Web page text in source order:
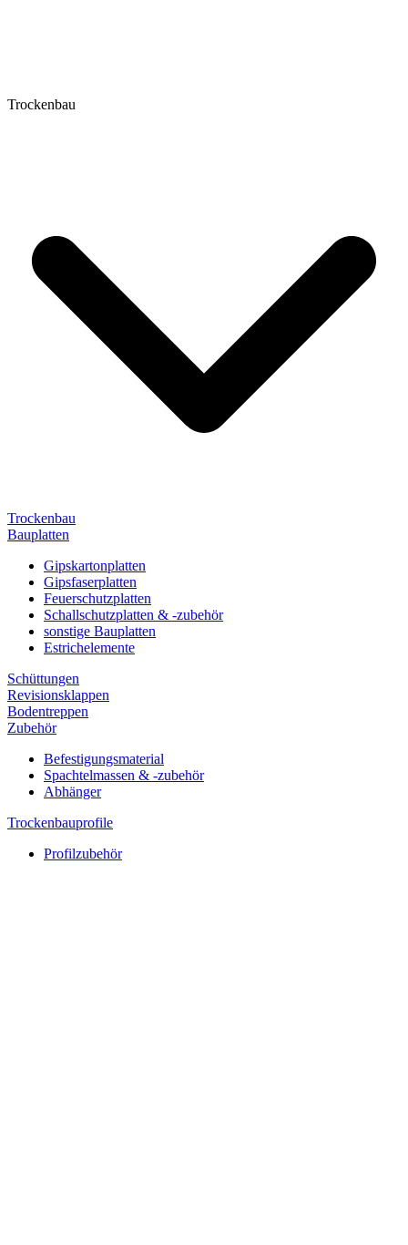
Trockenbau
Trockenbau
Bauplatten
Gipskartonplatten
Gipsfaserplatten
Feuerschutzplatten
Schallschutzplatten & -zubehör
sonstige Bauplatten
Estrichelemente
Schüttungen
Revisionsklappen
Bodentreppen
Zubehör
Befestigungsmaterial
Spachtelmassen & -zubehör
Abhänger
Trockenbauprofile
Profilzubehör